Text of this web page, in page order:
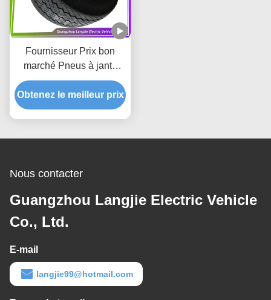
Fournisseur Prix bon
marché Pneus à jante
4PR/6PR pour 2 à 8
places Pièces de
performance de chariot
Obtenez le meilleur prix
Nous contacter
Guangzhou Langjie Electric Vehicle
Co., Ltd.
E-mail
langjie99@hotmail.com